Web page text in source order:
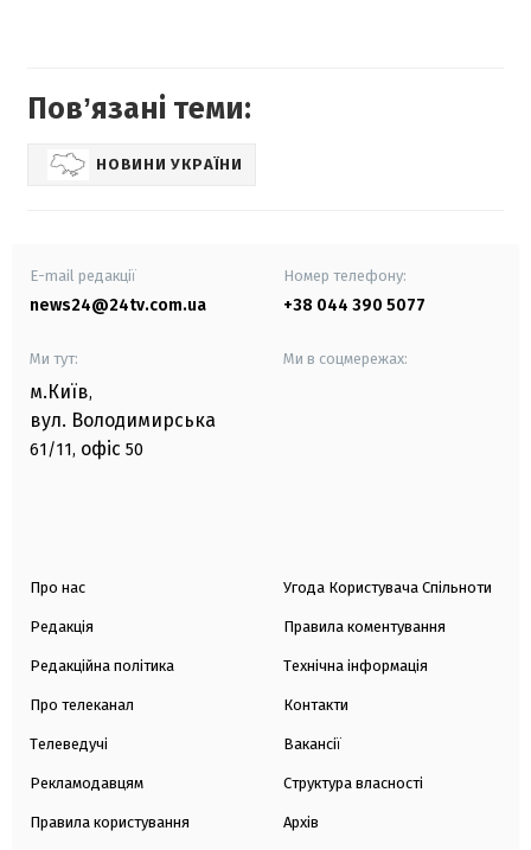
Повʼязані теми:
НОВИНИ УКРАЇНИ
E-mail редакції
news24@24tv.com.ua
Номер телефону:
+38 044 390 5077
Ми тут:
м.Київ,
вул. Володимирська
61/11, офіс 50
Ми в соцмережах:
Про нас
Редакція
Редакційна політика
Про телеканал
Телеведучі
Рекламодавцям
Правила користування
Угода Користувача Спільноти
Правила коментування
Технічна інформація
Контакти
Вакансії
Структура власності
Архів